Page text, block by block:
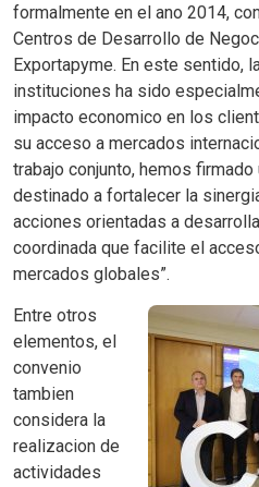
formalmente en el ano 2014,
Centros de Desarrollo de
Exportapyme. En este sentido,
instituciones ha sido
impacto economico en los
su acceso a mercados
trabajo conjunto, hemos
destinado a fortalecer la
acciones orientadas a
coordinada que facilite el
mercados globales”.
Entre otros
elementos, el
convenio
tambien
considera la
realizacion de
actividades